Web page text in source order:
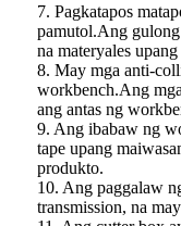
7. Pagkatapos
pamutol.Ang gulong
na materyales
8. May mga anti-
workbench.Ang
ang antas ng
9. Ang ibabaw ng
tape upang
produkto.
10. Ang paggalaw
transmission, na